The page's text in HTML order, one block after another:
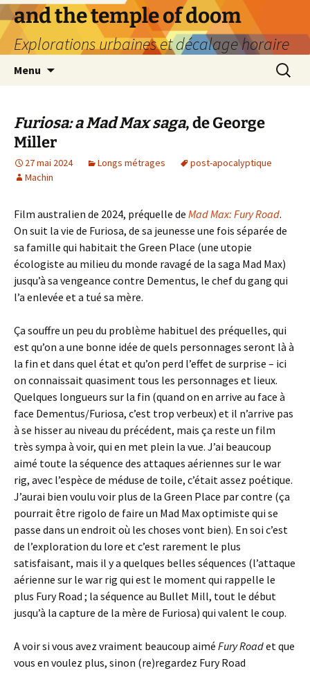
Aller
au
contenu
and the temple of doom
Explorations urbaines et décalage horaire
Menu
Furiosa: a Mad Max saga, de George
Miller
27 mai 2024 Longs métrages
post-apocalyptique
Machin
Film australien de 2024, préquelle de Mad Max: Fury Road.
On suit la vie de Furiosa, de sa jeunesse une fois séparée de
sa famille qui habitait the Green Place (une utopie
écologiste au milieu du monde ravagé de la saga Mad Max)
jusqu’à sa vengeance contre Dementus, le chef du gang qui
l’a enlevée et a tué sa mère.
Ça souffre un peu du problème habituel des préquelles, qui
est qu’on a une bonne idée de quels personnages seront là à
la fin et dans quel état et qu’on perd l’effet de surprise – ici
on connaissait quasiment tous les personnages et lieux.
Quelques longueurs sur la fin (quand on en arrive au face à
face Dementus/Furiosa, c’est trop verbeux) et il n’arrive pas
à se hisser au niveau du précédent, mais ça reste un film
très sympa à voir, qui en met plein la vue. J’ai beaucoup
aimé toute la séquence des attaques aériennes sur le war
rig, avec l’espèce de méduse de toile, c’était assez poétique.
J’aurai bien voulu voir plus de la Green Place par contre (ça
pourrait être rigolo de faire un Mad Max optimiste qui se
passe dans un endroit où les choses vont bien). En soi c’est
de l’exploration du lore et c’est rarement le plus
satisfaisant, mais il y a quelques belles séquences (l’attaque
aérienne sur le war rig qui est le moment qui rappelle le
plus Fury Road ; la séquence au Bullet Mill, tout le début
jusqu’à la capture de la mère de Furiosa) qui valent le coup.
A voir si vous avez vraiment beaucoup aimé Fury Roadet que
vous en voulez plus, sinon (re)regardez Fury Road